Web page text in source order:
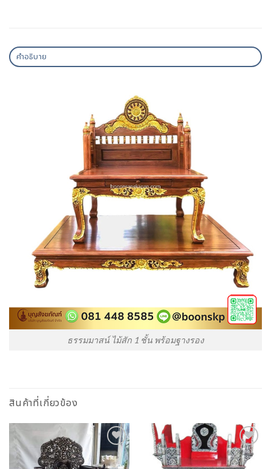
คำอธิบาย
ธรรมมาสน์ ไม้สัก 1 ชั้น พร้อมฐางรอง
สินค้าที่เกี่ยวข้อง
Add to
Wishlist
Add to
Wishlist